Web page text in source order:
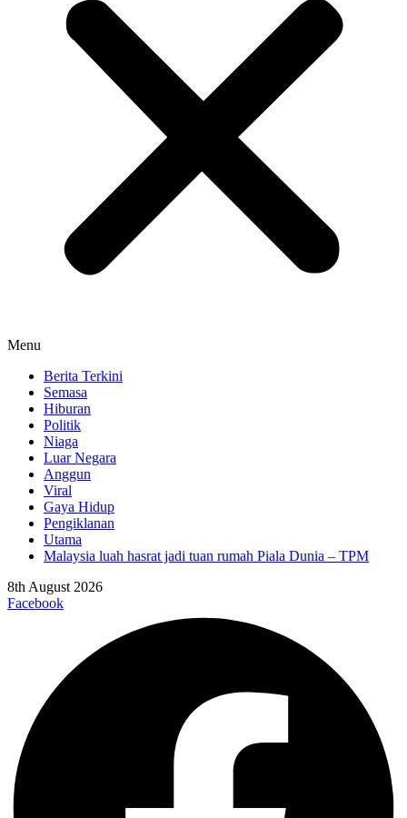
Menu
Berita Terkini
Semasa
Hiburan
Politik
Niaga
Luar Negara
Anggun
Viral
Gaya Hidup
Pengiklanan
Utama
Malaysia luah hasrat jadi tuan rumah Piala Dunia – TPM
8th August 2026
Facebook